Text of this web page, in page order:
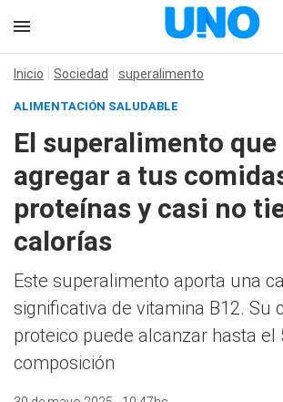
Inicio Sociedad superalimento
ALIMENTACIÓN SALUDABLE
El superalimento
agregar a tus
proteínas y casi no
calorías
Este superalimento aporta una
significativa de vitamina B12. Su
proteico puede alcanzar hasta el
composición